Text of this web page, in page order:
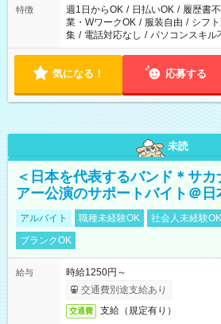
特徴 週1日からOK / 日払いOK / 履歴書
業・WワークOK / 服装自由 / シフ
集 / 電話対応なし / パソコンスキル
気になる！ 応募する
未読
＜日本を代表するバンド＊サ
アー公演のサポートバイト＠日
アルバイト 職種未経験OK 社会人未経験OK
ブランクOK
給与
時給1250円～
交通費別途支給あり
交通費 支給（規定有り）